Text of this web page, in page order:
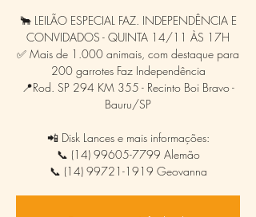
🐂 LEILÃO ESPECIAL FAZ. INDEPENDÊNCIA E
CONVIDADOS - QUINTA 14/11 ÀS 17H
✅ Mais de 1.000 animais, com destaque para
200 garrotes Faz Independência
📍Rod. SP 294 KM 355 - Recinto Boi Bravo -
Bauru/SP
📲 Disk Lances e mais informações:
📞 (14) 99605-7799 Alemão